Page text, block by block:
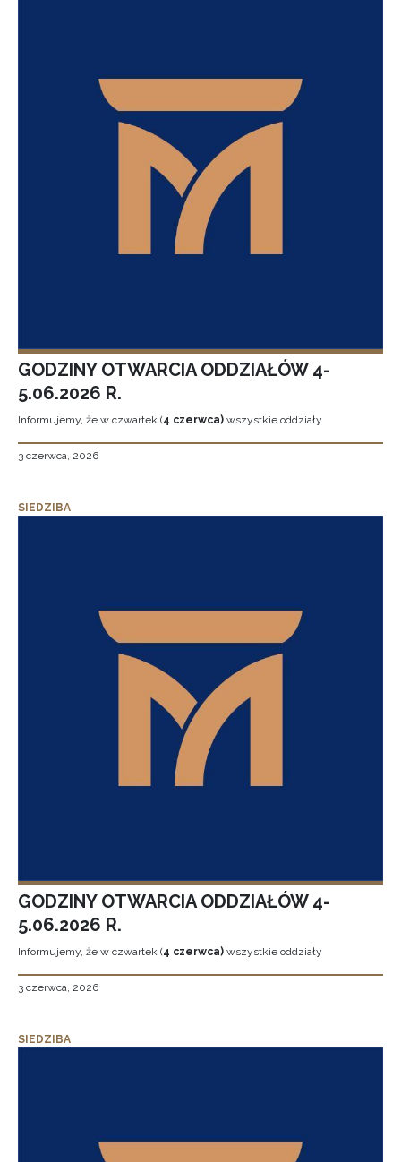
GODZINY OTWARCIA ODDZIAŁÓW 4-
5.06.2026 R.
Informujemy, że w czwartek (4 czerwca) wszystkie oddziały
3 czerwca, 2026
SIEDZIBA
GODZINY OTWARCIA ODDZIAŁÓW 4-
5.06.2026 R.
Informujemy, że w czwartek (4 czerwca) wszystkie oddziały
3 czerwca, 2026
SIEDZIBA